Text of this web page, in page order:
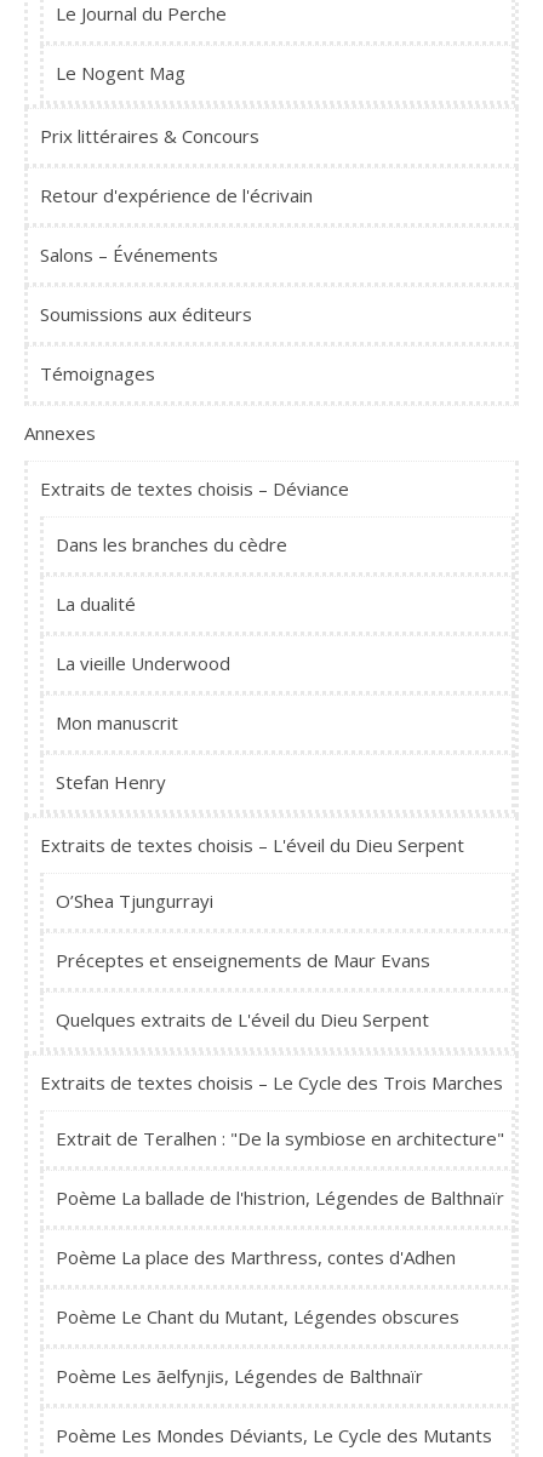
Le Journal du Perche
Le Nogent Mag
Prix littéraires & Concours
Retour d'expérience de l'écrivain
Salons – Événements
Soumissions aux éditeurs
Témoignages
Annexes
Extraits de textes choisis – Déviance
Dans les branches du cèdre
La dualité
La vieille Underwood
Mon manuscrit
Stefan Henry
Extraits de textes choisis – L'éveil du Dieu Serpent
O’Shea Tjungurrayi
Préceptes et enseignements de Maur Evans
Quelques extraits de L'éveil du Dieu Serpent
Extraits de textes choisis – Le Cycle des Trois Marches
Extrait de Teralhen : "De la symbiose en architecture"
Poème La ballade de l'histrion, Légendes de Balthnaïr
Poème La place des Marthress, contes d'Adhen
Poème Le Chant du Mutant, Légendes obscures
Poème Les ãelfynjis, Légendes de Balthnaïr
Poème Les Mondes Déviants, Le Cycle des Mutants